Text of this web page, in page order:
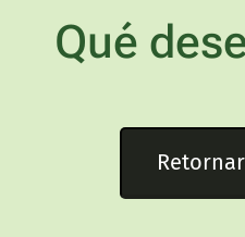
Qué